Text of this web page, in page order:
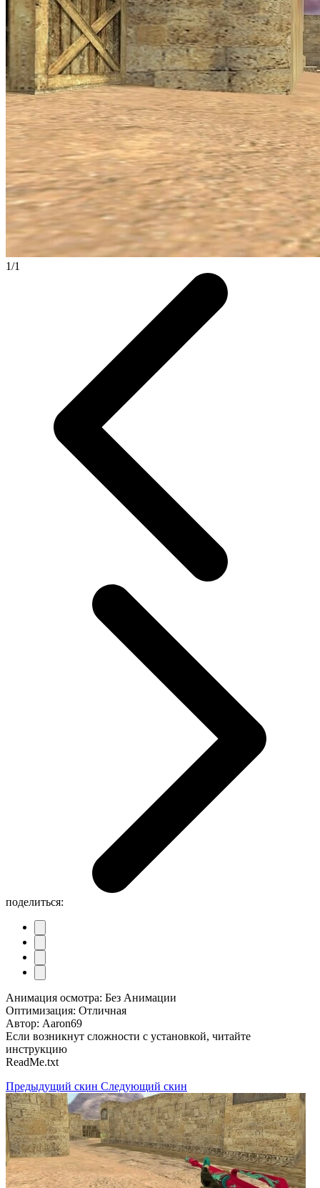
1/1
поделиться:
Анимация осмотра: Без Анимации
Оптимизация: Отличная
Автор: Aaron69
Если возникнут сложности с установкой, читайте
инструкцию
ReadMe.txt
Предыдущий скин Следующий скин